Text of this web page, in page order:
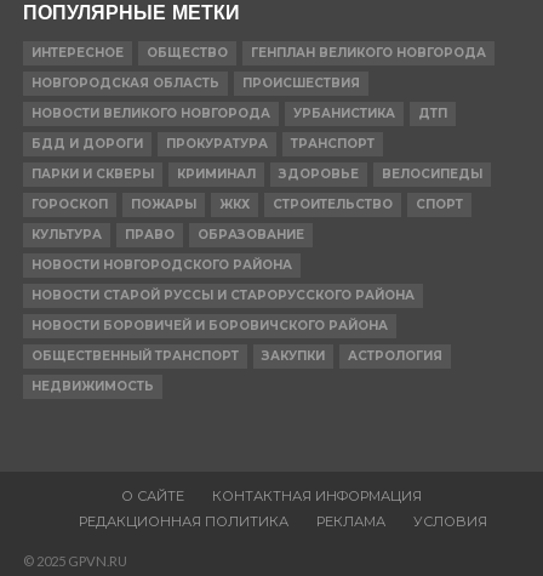
ПОПУЛЯРНЫЕ МЕТКИ
ИНТЕРЕСНОЕ ОБЩЕСТВО
ГЕНПЛАН ВЕЛИКОГО НОВГОРОДА
НОВГОРОДСКАЯ ОБЛАСТЬ
ПРОИСШЕСТВИЯ
НОВОСТИ ВЕЛИКОГО НОВГОРОДА
УРБАНИСТИКА
ДТП
БДД И ДОРОГИ
ПРОКУРАТУРА
ТРАНСПОРТ
ПАРКИ И СКВЕРЫ
КРИМИНАЛ ЗДОРОВЬЕ
ВЕЛОСИПЕДЫ
ГОРОСКОП
ПОЖАРЫ ЖКХ СТРОИТЕЛЬСТВО
СПОРТ
КУЛЬТУРА
ПРАВО
ОБРАЗОВАНИЕ
НОВОСТИ НОВГОРОДСКОГО РАЙОНА
НОВОСТИ СТАРОЙ РУССЫ И СТАРОРУССКОГО РАЙОНА
НОВОСТИ БОРОВИЧЕЙ И БОРОВИЧСКОГО РАЙОНА
ОБЩЕСТВЕННЫЙ ТРАНСПОРТ
ЗАКУПКИ
АСТРОЛОГИЯ
НЕДВИЖИМОСТЬ
О САЙТЕ
КОНТАКТНАЯ ИНФОРМАЦИЯ
РЕДАКЦИОННАЯ ПОЛИТИКА
РЕКЛАМА УСЛОВИЯ
© 2025 GPVN.RU